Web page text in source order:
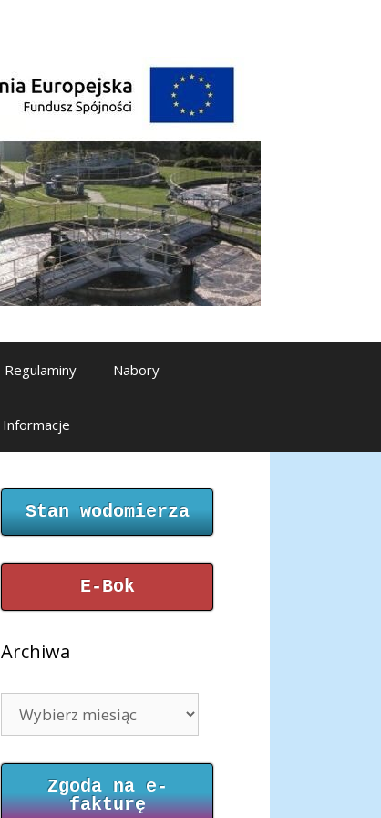
Regulaminy Nabory
Informacje
Stan wodomierza
E-Bok
Archiwa
Zgoda na e-
fakturę